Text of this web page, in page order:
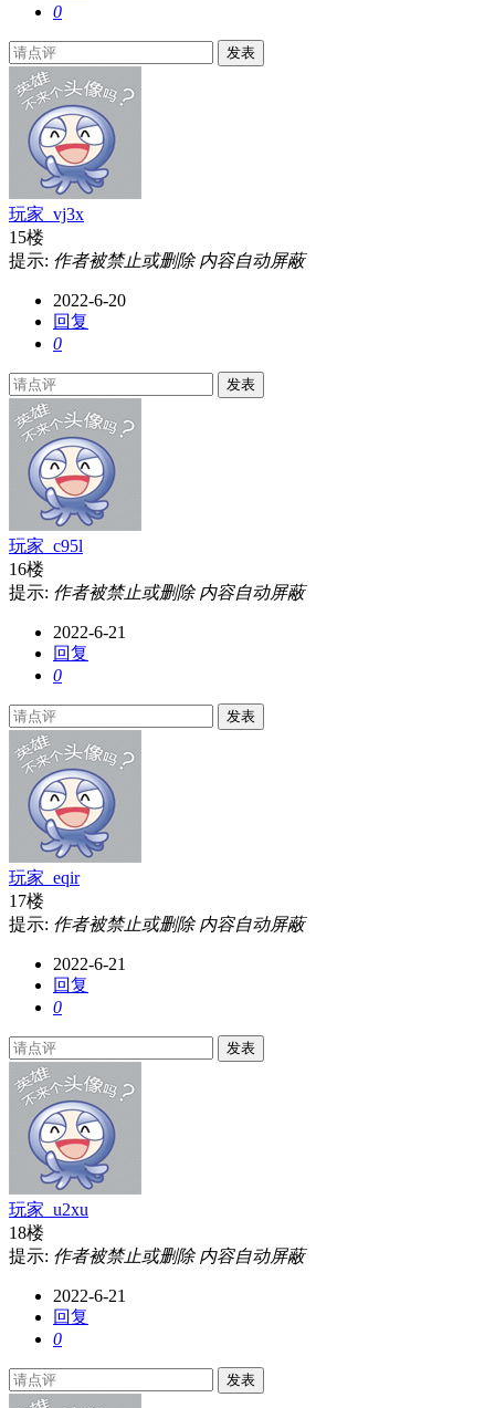
0
发表
玩家_vj3x
15楼
提示: 作者被禁止或删除 内容自动屏蔽
2022-6-20
回复
0
发表
玩家_c95l
16楼
提示: 作者被禁止或删除 内容自动屏蔽
2022-6-21
回复
0
发表
玩家_eqir
17楼
提示: 作者被禁止或删除 内容自动屏蔽
2022-6-21
回复
0
发表
玩家_u2xu
18楼
提示: 作者被禁止或删除 内容自动屏蔽
2022-6-21
回复
0
发表